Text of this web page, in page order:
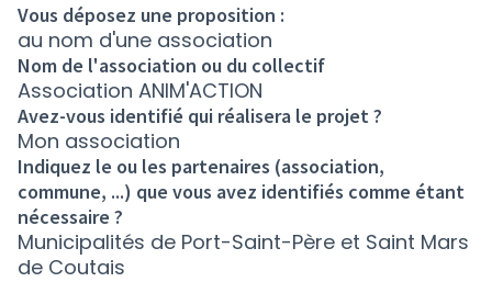
Vous déposez une proposition :
au nom d'une association
Nom de l'association ou du collectif
Association ANIM'ACTION
Avez-vous identifié qui réalisera le projet ?
Mon association
Indiquez le ou les partenaires (association,
commune, ...) que vous avez identifiés comme étant
nécessaire ?
Municipalités de Port-Saint-Père et Saint Mars
de Coutais